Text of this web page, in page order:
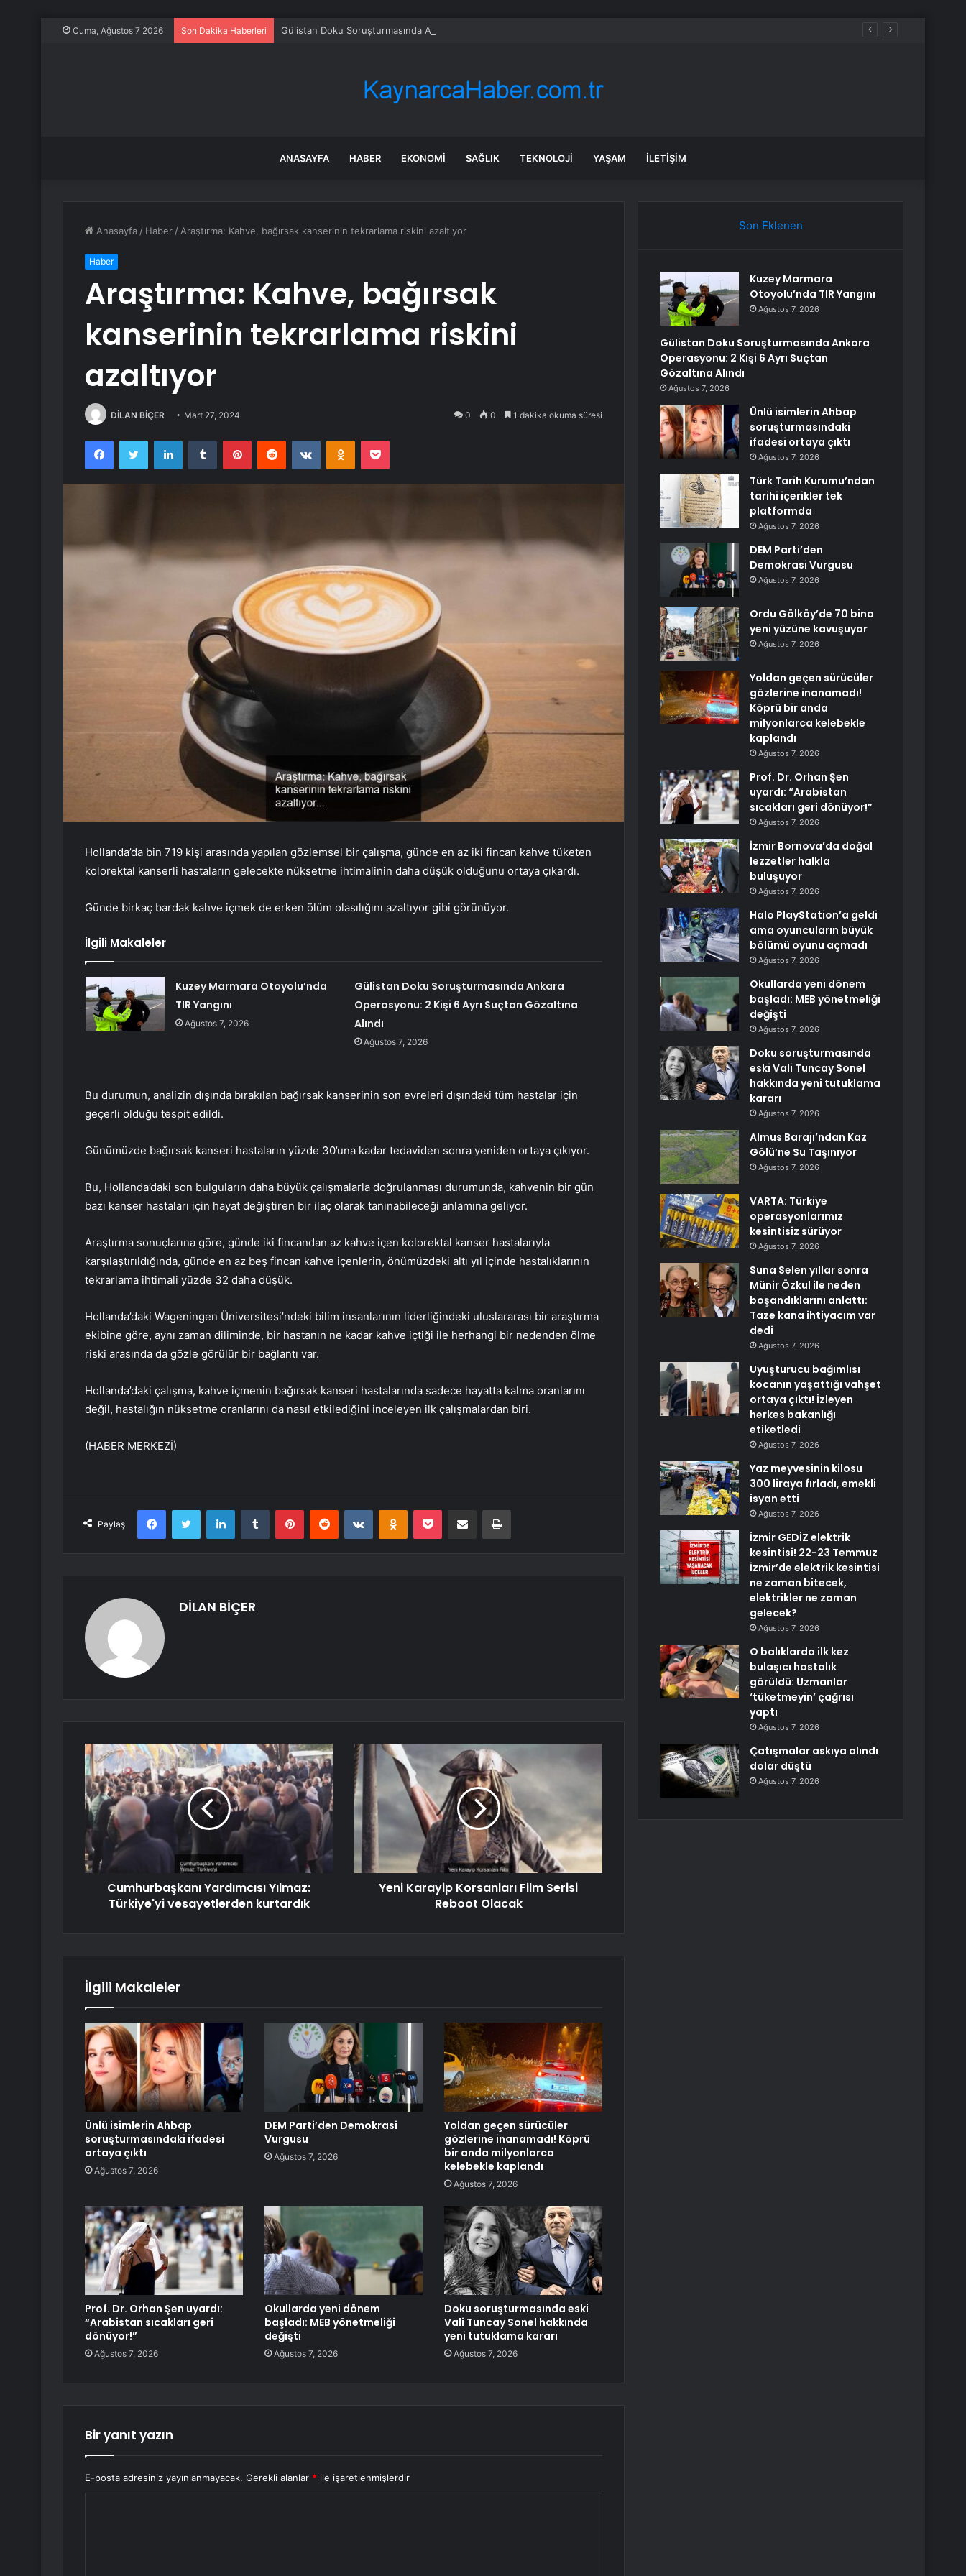
Cuma, Ağustos 7 2026 Son Dakika Haberleri Gülistan Doku Soruşturmasında Ankara Operasyonu: 2 Kişi 6 Ayrı Suçtan Gözaltına Alındı
ANASAYFA HABER EKONOMI SAĞLIK TEKNOLOJI YAŞAM İLETIŞIM
Anasayfa / Haber / Araştırma: Kahve, bağırsak kanserinin tekrarlama riskini azaltıyor
Haber
Araştırma: Kahve, bağırsak
kanserinin tekrarlama riskini
azaltıyor
DİLAN BİÇER Mart 27, 2024 0 0 1 dakika okuma süresi
FacebookTwitter LinkedInTumblr PinterestReddit VKontakteOdnoklassniki
Pocket
Hollanda’da bin 719 kişi arasında yapılan gözlemsel bir çalışma, günde en az iki fincan kahve tüketen
kolorektal kanserli hastaların gelecekte nüksetme ihtimalinin daha düşük olduğunu ortaya çıkardı.
Günde birkaç bardak kahve içmek de erken ölüm olasılığını azaltıyor gibi görünüyor.
İlgili Makaleler
Kuzey Marmara Otoyolu’nda
TIR Yangını
Ağustos 7, 2026
Gülistan Doku Soruşturmasında Ankara
Operasyonu: 2 Kişi 6 Ayrı Suçtan Gözaltına
Alındı
Ağustos 7, 2026
Bu durumun, analizin dışında bırakılan bağırsak kanserinin son evreleri dışındaki tüm hastalar için
geçerli olduğu tespit edildi.
Günümüzde bağırsak kanseri hastaların yüzde 30’una kadar tedaviden sonra yeniden ortaya çıkıyor.
Bu, Hollanda’daki son bulguların daha büyük çalışmalarla doğrulanması durumunda, kahvenin bir gün
bazı kanser hastaları için hayat değiştiren bir ilaç olarak tanınabileceği anlamına geliyor.
Araştırma sonuçlarına göre, günde iki fincandan az kahve içen kolorektal kanser hastalarıyla
karşılaştırıldığında, günde en az beş fincan kahve içenlerin, önümüzdeki altı yıl içinde hastalıklarının
tekrarlama ihtimali yüzde 32 daha düşük.
Hollanda’daki Wageningen Üniversitesi’ndeki bilim insanlarının liderliğindeki uluslararası bir araştırma
ekibine göre, aynı zaman diliminde, bir hastanın ne kadar kahve içtiği ile herhangi bir nedenden ölme
riski arasında da gözle görülür bir bağlantı var.
Hollanda’daki çalışma, kahve içmenin bağırsak kanseri hastalarında sadece hayatta kalma oranlarını
değil, hastalığın nüksetme oranlarını da nasıl etkilediğini inceleyen ilk çalışmalardan biri.
(HABER MERKEZİ)
Paylaş
FacebookTwitter LinkedInTumblr PinterestReddit VKontakteOdnoklassniki
Pocket E-Posta ile paylaş Yazdır
DİLAN BİÇER
Cumhurbaşkanı Yardımcısı Yılmaz:
Türkiye'yi vesayetlerden kurtardık
Yeni Karayip Korsanları Film Serisi
Reboot Olacak
İlgili Makaleler
Ünlü isimlerin Ahbap
soruşturmasındaki ifadesi
ortaya çıktı
Ağustos 7, 2026
DEM Parti’den Demokrasi
Vurgusu
Ağustos 7, 2026
Yoldan geçen sürücüler
gözlerine inanamadı! Köprü
bir anda milyonlarca
kelebekle kaplandı
Ağustos 7, 2026
Prof. Dr. Orhan Şen uyardı:
“Arabistan sıcakları geri
dönüyor!”
Ağustos 7, 2026
Okullarda yeni dönem
başladı: MEB yönetmeliği
değişti
Ağustos 7, 2026
Doku soruşturmasında eski
Vali Tuncay Sonel hakkında
yeni tutuklama kararı
Ağustos 7, 2026
Bir yanıt yazın
E-posta adresiniz yayınlanmayacak. Gerekli alanlar * ile işaretlenmişlerdir
Son Eklenen
Kuzey Marmara
Otoyolu’nda TIR Yangını
Ağustos 7, 2026
Gülistan Doku Soruşturmasında Ankara
Operasyonu: 2 Kişi 6 Ayrı Suçtan
Gözaltına Alındı
Ağustos 7, 2026
Ünlü isimlerin Ahbap
soruşturmasındaki
ifadesi ortaya çıktı
Ağustos 7, 2026
Türk Tarih Kurumu’ndan
tarihi içerikler tek
platformda
Ağustos 7, 2026
DEM Parti’den
Demokrasi Vurgusu
Ağustos 7, 2026
Ordu Gölköy’de 70 bina
yeni yüzüne kavuşuyor
Ağustos 7, 2026
Yoldan geçen sürücüler
gözlerine inanamadı!
Köprü bir anda
milyonlarca kelebekle
kaplandı
Ağustos 7, 2026
Prof. Dr. Orhan Şen
uyardı: “Arabistan
sıcakları geri dönüyor!”
Ağustos 7, 2026
İzmir Bornova’da doğal
lezzetler halkla
buluşuyor
Ağustos 7, 2026
Halo PlayStation’a geldi
ama oyuncuların büyük
bölümü oyunu açmadı
Ağustos 7, 2026
Okullarda yeni dönem
başladı: MEB yönetmeliği
değişti
Ağustos 7, 2026
Doku soruşturmasında
eski Vali Tuncay Sonel
hakkında yeni tutuklama
kararı
Ağustos 7, 2026
Almus Barajı’ndan Kaz
Gölü’ne Su Taşınıyor
Ağustos 7, 2026
VARTA: Türkiye
operasyonlarımız
kesintisiz sürüyor
Ağustos 7, 2026
Suna Selen yıllar sonra
Münir Özkul ile neden
boşandıklarını anlattı:
Taze kana ihtiyacım var
dedi
Ağustos 7, 2026
Uyuşturucu bağımlısı
kocanın yaşattığı vahşet
ortaya çıktı! İzleyen
herkes bakanlığı
etiketledi
Ağustos 7, 2026
Yaz meyvesinin kilosu
300 liraya fırladı, emekli
isyan etti
Ağustos 7, 2026
İzmir GEDİZ elektrik
kesintisi! 22-23 Temmuz
İzmir’de elektrik kesintisi
ne zaman bitecek,
elektrikler ne zaman
gelecek?
Ağustos 7, 2026
O balıklarda ilk kez
bulaşıcı hastalık
görüldü: Uzmanlar
‘tüketmeyin’ çağrısı
yaptı
Ağustos 7, 2026
Çatışmalar askıya alındı
dolar düştü
Ağustos 7, 2026